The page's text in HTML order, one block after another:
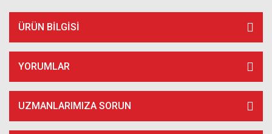
ÜRÜN BILGISI
YORUMLAR
UZMANLARIMIZA SORUN